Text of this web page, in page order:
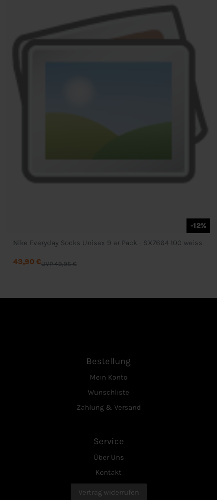
-12%
Nike Everyday Socks Unisex 9 er Pack - SX7664 100 weiss
UVP 49,95 €
43,90 €
Bestellung
Mein Konto
Wunschliste
Zahlung & Versand
Service
Über Uns
Kontakt
Vertrag widerrufen